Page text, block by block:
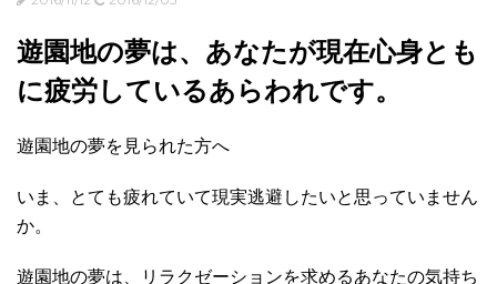
遊園地の夢は、あなたが現在心身とも
に疲労しているあらわれです。
遊園地の夢を見られた方へ
いま、とても疲れていて現実逃避したいと思っていません
か。
遊園地の夢は、リラクゼーションを求めるあなたの気持ち